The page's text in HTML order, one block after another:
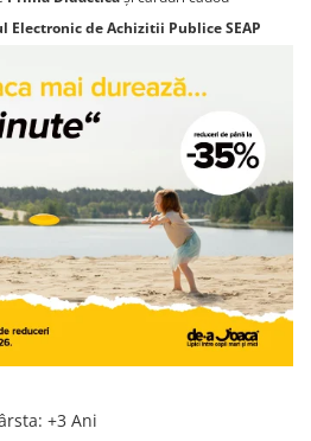
de Achizitii Publice SEAP
: +3 Ani